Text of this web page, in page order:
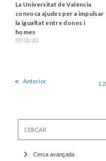
La Universitat de València
convoca ajudes per a impulsar
la igualtat entre dones i
homes
07/01/20
Anterior 12
Cerca avançada